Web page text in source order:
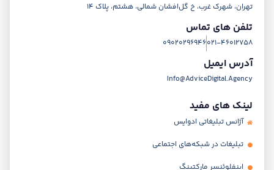
تهران، شهرک غرب، خ گل‌افشان شمالی، هشتم، پلاک 14
تلفن های تماس
021-46012758
09020296946
آدرس ایمیل
Info@AdviceDigital.Agency
لینک های مفید
آژانس تبلیغاتی ادوایس
تبلیغات در شبکه‌های اجتماعی
اینفلوئنسر مارکتینگ